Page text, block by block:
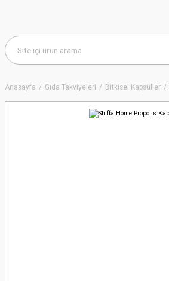
Anasayfa Gıda Takviyeleri Bitkisel Kapsüller